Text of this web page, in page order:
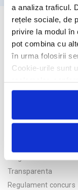
a analiza traficul.
rețele sociale, de
privire la modul în
pot combina cu
în urma folosirii
Cookie-urile sunt
Transparenta
Regulament concurs